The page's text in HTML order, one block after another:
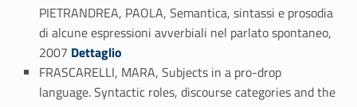
PIETRANDREA, PAOLA, Semantica, sintassi e prosodia
di alcune espressioni avverbiali nel parlato spontaneo,
2007 Link identifier #identifier_person_32384-73
Dettaglio
FRASCARELLI, MARA, Subjects in a pro-drop
language. Syntactic roles, discourse categories and the